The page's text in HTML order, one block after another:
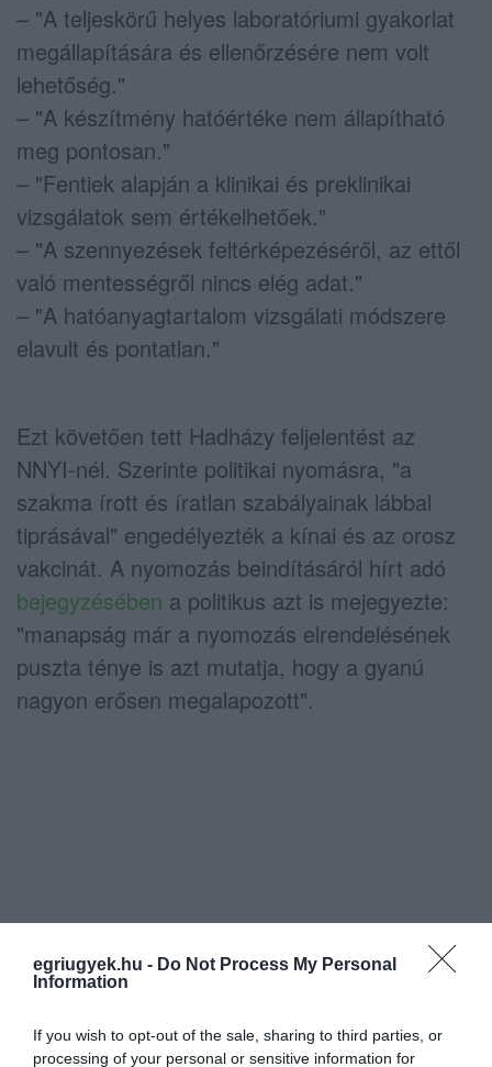
egriugyek.hu - Do Not Process My Personal
Information
If you wish to opt-out of the sale, sharing to third parties, or
processing of your personal or sensitive information for
– "A teljeskörű helyes laboratóriumi gyakorlat
megállapítására és ellenőrzésére nem volt
lehetőség."
– "A készítmény hatóértéke nem állapítható
meg pontosan."
– "Fentiek alapján a klinikai és preklinikai
vizsgálatok sem értékelhetőek."
– "A szennyezések feltérképezéséről, az ettől
való mentességről nincs elég adat."
– "A hatóanyagtartalom vizsgálati módszere
elavult és pontatlan."
Ezt követően tett Hadházy feljelentést az
NNYI-nél. Szerinte politikai nyomásra, "a
szakma írott és íratlan szabályainak lábbal
tiprásával" engedélyezték a kínai és az orosz
vakcinát. A nyomozás beindításáról hírt adó
bejegyzésében a politikus azt is mejegyezte:
"manapság már a nyomozás elrendelésének
puszta ténye is azt mutatja, hogy a gyanú
nagyon erősen megalapozott".